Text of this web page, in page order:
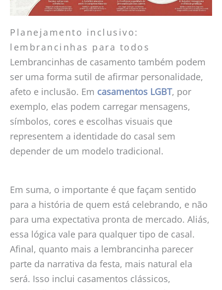
Planejamento inclusivo:
lembrancinhas para todos
Lembrancinhas de casamento também podem
ser uma forma sutil de afirmar personalidade,
afeto e inclusão. Em casamentos LGBT, por
exemplo, elas podem carregar mensagens,
símbolos, cores e escolhas visuais que
representem a identidade do casal sem
depender de um modelo tradicional.
Em suma, o importante é que façam sentido
para a história de quem está celebrando, e não
para uma expectativa pronta de mercado. Aliás,
essa lógica vale para qualquer tipo de casal.
Afinal, quanto mais a lembrancinha parecer
parte da narrativa da festa, mais natural ela
será. Isso inclui casamentos clássicos,